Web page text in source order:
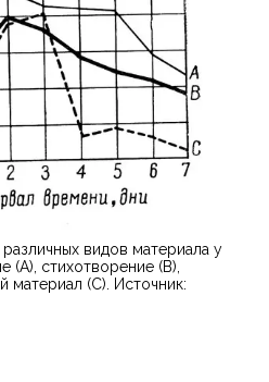
видов материала у
(А), стихотворение (В),
материал (С). Источник: